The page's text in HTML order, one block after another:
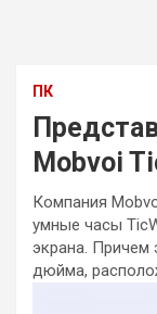
ПК
Mobvoi
Компания
умные часы
экрана. Причем
дюйма,